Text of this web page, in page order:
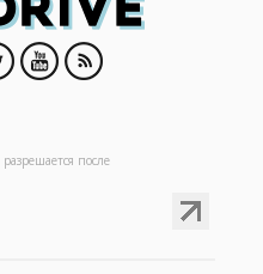
разрешается после